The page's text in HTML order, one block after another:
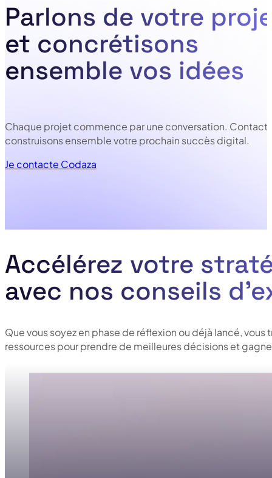
Parlons de votre
et concrétisons
ensemble vos idées
Chaque projet commence par une conversation.
construisons ensemble votre prochain succès digital.
Je contacte Codaza
Accélérez votre
avec nos conseils
Que vous soyez en phase de réflexion ou déjà lancé, vous
ressources pour prendre de meilleures décisions et